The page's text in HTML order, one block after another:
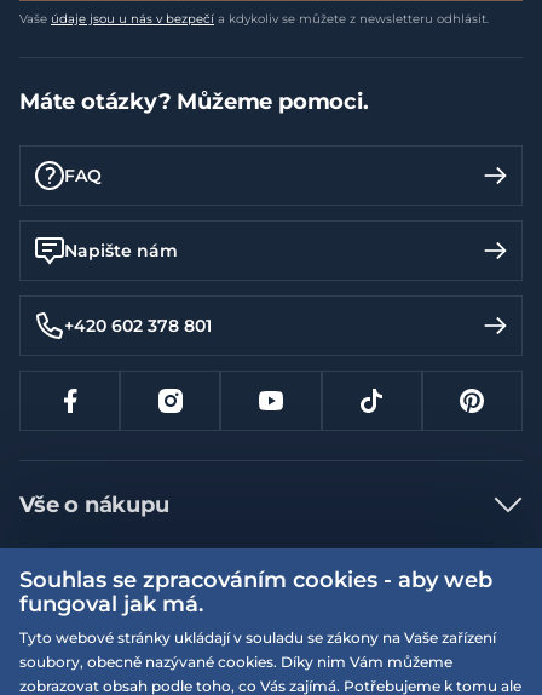
Vaše údaje jsou u nás v bezpečí a kdykoliv se můžete z newsletteru odhlásit.
Máte otázky? Můžeme pomoci.
FAQ
Napište nám
+420 602 378 801
Vše o nákupu
Jak nakupovat
Nejčastější dotazy
Doprava a platba
Vrácení a výměna zboží
Více informací
Obchodní podmínky
Podmínky EQS věrnostního klubu
Naše prodejny
Souhlas se zpracováním cookies - aby web
fungoval jak má.
Tyto webové stránky ukládají v souladu se zákony na Vaše zařízení
soubory, obecně nazývané cookies. Díky nim Vám můžeme
zobrazovat obsah podle toho, co Vás zajímá. Potřebujeme k tomu ale